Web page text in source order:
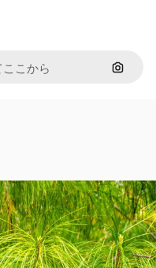
画像で